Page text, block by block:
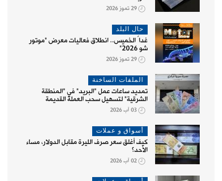
29 تموز 2026
حال البلد
غداً الخميس.. انطلاق فعاليات معرض "موتور
شو 2026"
29 تموز 2026
الملفات الساخنة
تمديد ساعات عمل "البريد" في "المنطقة
الشرقية" لتسهيل سحب العملة القديمة
03 آب 2026
أسواق و عملات
كيف أغلق سعر صرف الليرة مقابل الدولار، مساء
الأحد؟
02 آب 2026